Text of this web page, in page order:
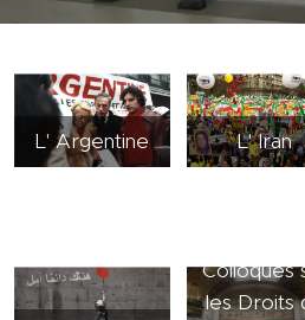
L' Argentine L' Iran
Colloques
les Droits